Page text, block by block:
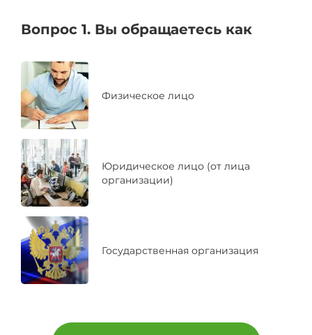
Вопрос 1. Вы обращаетесь как
Физическое лицо
Юридическое лицо (от лица
организации)
Государственная организация